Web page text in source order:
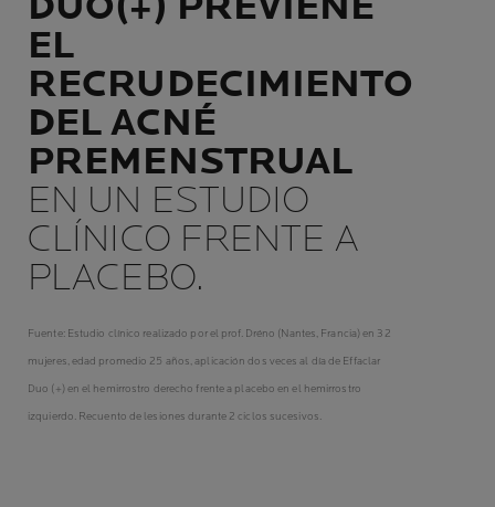
EL
RECRUDECIMIENTO
DEL ACNÉ
PREMENSTRUAL
EN UN ESTUDIO
CLÍNICO FRENTE A
PLACEBO.
Fuente: Estudio clínico realizado por el prof. Dréno (Nantes, Francia) en 32
mujeres, edad promedio 25 años, aplicación dos veces al día de Effaclar
Duo (+) en el hemirrostro derecho frente a placebo en el hemirrostro
izquierdo. Recuento de lesiones durante 2 ciclos sucesivos.